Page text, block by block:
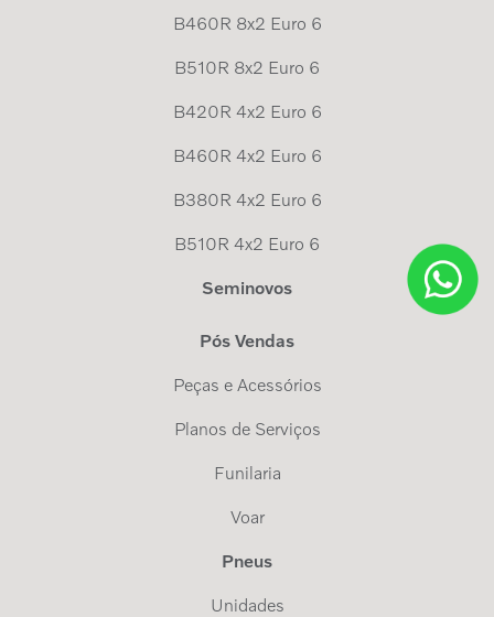
B460R 8x2 Euro 6
B510R 8x2 Euro 6
B420R 4x2 Euro 6
B460R 4x2 Euro 6
B380R 4x2 Euro 6
B510R 4x2 Euro 6
Seminovos
Pós Vendas
Peças e Acessórios
Planos de Serviços
Funilaria
Voar
Pneus
Unidades